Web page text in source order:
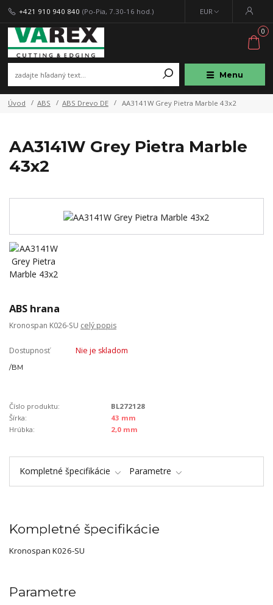
Menu
EUR
+421 910 940 840 (Po-Pia, 7.30-16 hod.)
0
Úvod ABS ABS Drevo DE AA3141W Grey Pietra Marble 43x2
AA3141W Grey Pietra Marble
43x2
ABS hrana
Kronospan K026-SU celý popis
Dostupnosť Nie je skladom
/BM
Číslo produktu:
BL272128
Šírka:
43 mm
Hrúbka:
2,0 mm
Kompletné špecifikácie Parametre
Kompletné špecifikácie
Kronospan K026-SU
Parametre